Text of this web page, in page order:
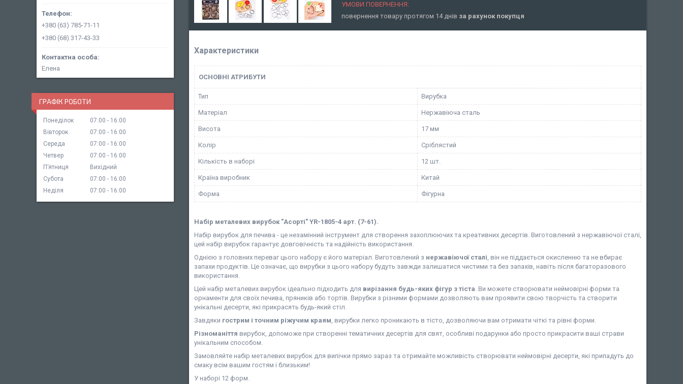
повернення товару протягом 14 днів за рахунок покупця
Характеристики
ОСНОВНІ АТРИБУТИ
Тип Вирубка
Матеріал Нержавіюча сталь
Висота 17 мм
Колір Сріблястий
Кількість в наборі 12 шт.
Країна виробник Китай
Форма Фігурна
Набір металевих вирубок "Асорті" YR-1805-4 арт. (7-61).
Набір вирубок для печива - це незамінний інструмент для створення захоплюючих та креативних десертів. Виготовлений з нержавіючої сталі,
цей набір вирубок гарантує довговічність та надійність використання.
Однією з головних переваг цього набору є його матеріал. Виготовлений з нержавіючої сталі , він не піддається окисленню та не вбирає
запахи продуктів. Це означає, що вирубки з цього набору будуть завжди залишатися чистими та без запахів, навіть після багаторазового
використання.
Цей набір металевих вирубок ідеально підходить для вирізання будь-яких фігур з тіста . Ви можете створювати неймовірні форми та
орнаменти для своїх печива, пряників або тортів. Вирубки з різними формами дозволяють вам проявити свою творчість та створити
унікальні десерти, які прикрасять будь-який стіл.
Завдяки гострим і точним ріжучим краям , вирубки легко проникають в тісто, дозволяючи вам отримати чіткі та рівні форми.
Різноманіття вирубок, допоможе при створенні тематичних десертів для свят, особливі подарунки або просто прикрасити ваші страви
унікальним способом.
Замовляйте набір металевих вирубок для випічки прямо зараз та отримайте можливість створювати неймовірні десерти, які припадуть до
смаку всім вашим гостям і близьким!
У наборі 12 форм.
+380 (63) 785-71-11
+380 (68) 317-43-33
Елена
ГРАФІК РОБОТИ
Понеділок 07:00
16:00
Вівторок
07:00
16:00
Середа
07:00
16:00
Четвер
07:00
16:00
Пʼятниця
Вихідний
Субота
07:00
16:00
Неділя
07:00 16:00